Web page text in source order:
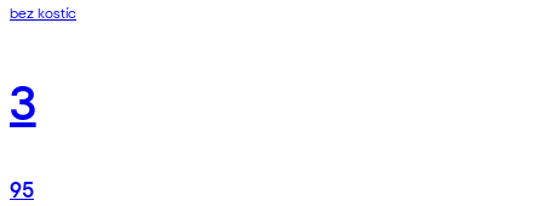
bez kostíc
3
95